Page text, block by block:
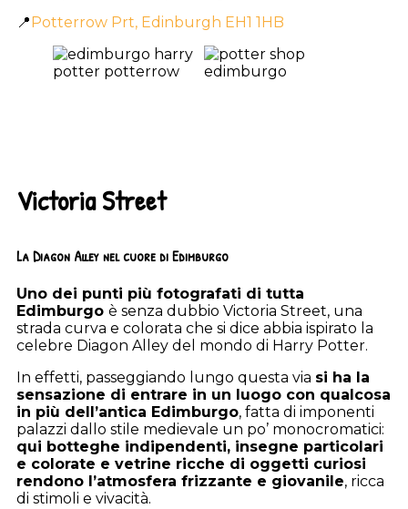
📍Potterrow Prt, Edinburgh EH1 1HB
Victoria Street
La Diagon Alley nel cuore di Edimburgo
Uno dei punti più fotografati di tutta
Edimburgo è senza dubbio Victoria Street, una
strada curva e colorata che si dice abbia ispirato la
celebre Diagon Alley del mondo di Harry Potter.
In effetti, passeggiando lungo questa via si ha la
sensazione di entrare in un luogo con qualcosa
in più dell’antica Edimburgo, fatta di imponenti
palazzi dallo stile medievale un po’ monocromatici:
qui botteghe indipendenti, insegne particolari
e colorate e vetrine ricche di oggetti curiosi
rendono l’atmosfera frizzante e giovanile, ricca
di stimoli e vivacità.